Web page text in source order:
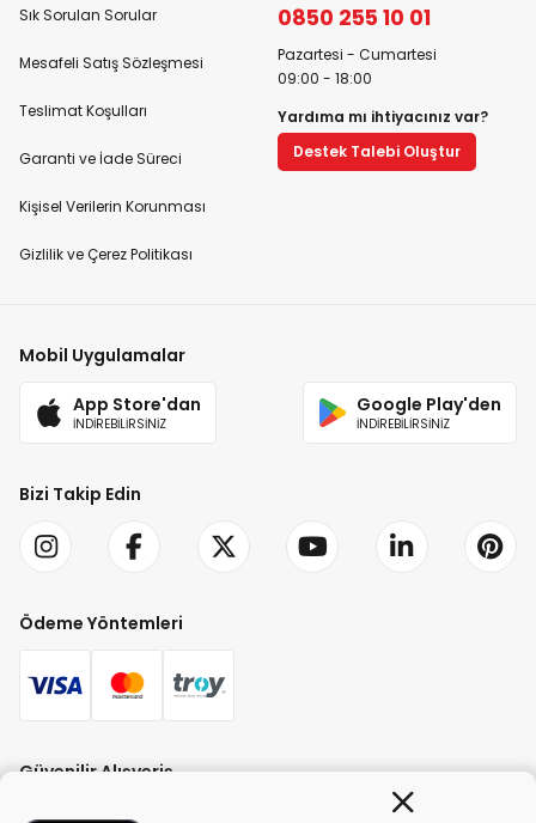
Sık Sorulan Sorular
Mesafeli Satış Sözleşmesi
Teslimat Koşulları
Garanti ve İade Süreci
Kişisel Verilerin Korunması
Gizlilik ve Çerez Politikası
0850 255 10 01
Pazartesi - Cumartesi
09:00 - 18:00
Yardıma mı ihtiyacınız var?
Destek Talebi Oluştur
Mobil Uygulamalar
App Store'dan
İNDİREBİLİRSİNİZ
Google Play'den
İNDİREBİLİRSİNİZ
Bizi Takip Edin
Ödeme Yöntemleri
Güvenilir Alışveriş